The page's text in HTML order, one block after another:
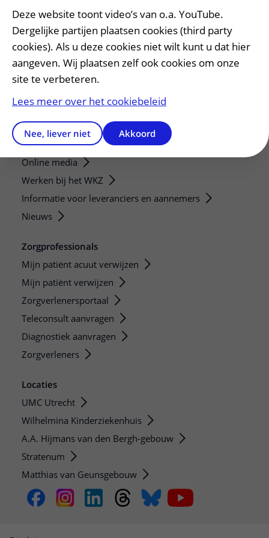
Regels en rechten
Meedoen aan wetenschappelijk onderzoek
Samenwerken met patiënten
Clientenraad
Pers en externen
Persvoorlichting
Online media
Werken bij het WKZ
Informatie voor leveranciers en aannemers
Nieuws
Zorgprofessionals
Mijn patiënt acuut verwijzen
Mijn patiënt verwijzen
Zorgverlenersportaal
Teleconsult aanvragen
Diagnostiek aanvragen
Zorgverleners
Locaties
UMC Utrecht
Wilhelmina Kinderziekenhuis
A.A. Hijmans van den Bergh-gebouw
Stratenum
Matthias van Geunsgebouw
Deze website toont video’s van o.a. YouTube.
Dergelijke partijen plaatsen cookies (third party
cookies). Als u deze cookies niet wilt kunt u dat hier
aangeven. Wij plaatsen zelf ook cookies om onze
site te verbeteren.
Lees meer over het cookiebeleid
Nee, liever niet Akkoord